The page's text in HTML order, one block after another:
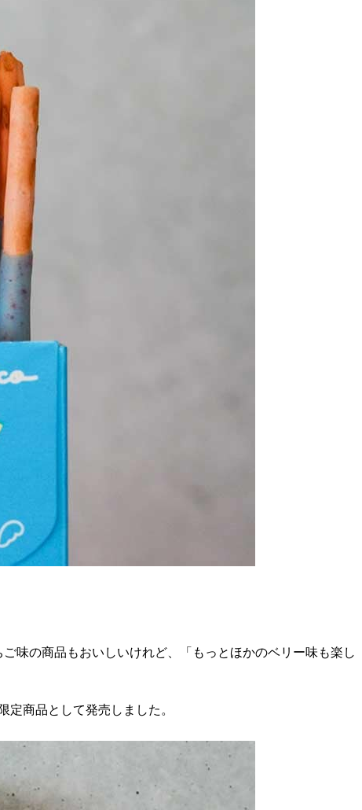
味の商品もおいしいけれど、「もっとほかのベリー味も楽し
定商品として発売しました。